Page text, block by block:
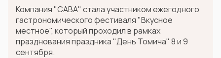
Компания "САВА" стала участником ежегодного
гастрономического фестиваля "Вкусное
местное", который проходил в рамках
празднования праздника "День Томича" 8 и 9
сентября.